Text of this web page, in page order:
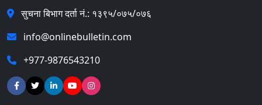
सुचना बिभाग दर्ता नं.: १३९५/०७५/०७६
info@onlinebulletin.com
+977-9876543210